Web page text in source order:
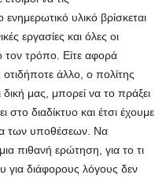
υλικό βρίσκεται
εργασίες και όλες οι
τον τρόπο. Είτε αφορά
άλλο, ο πολίτης
μας, μπορεί να το πράξει
διαδίκτυο και έτσι έχουμε
των υποθέσεων. Να
πιθανή ερώτηση, για το τι
για διάφορους λόγους δεν